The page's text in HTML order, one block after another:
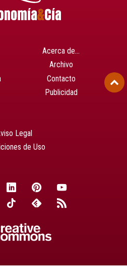
Acerca de…
Archivo
Contacto
Publicidad
Legal
de Uso